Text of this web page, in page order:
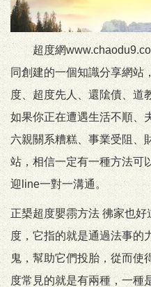
超度網
同創建的一個知識分享網站
度、超度先人、還隂債、道
如果你正在遭遇生活不順、
六親關系糟糕、事業受阻、
站，相信一定有一種方法可
迎line一對一溝通。
正槼超度嬰霛方法 彿家也
度，它指的就是通過法事的
鬼，幫助它們投胎，從而使
度常見的就是有兩種，一種